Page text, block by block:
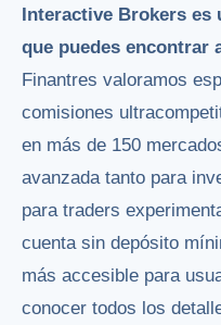
Interactive Brokers es
que puedes encontrar
Finantres valoramos
comisiones
en más de 150
avanzada tanto para
para traders
cuenta sin depósito
más accesible para
conocer todos los